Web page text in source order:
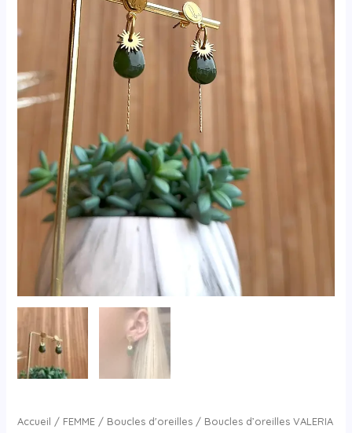
Accueil / FEMME/ Boucles d'oreilles/ Boucles d’oreilles VALERIA